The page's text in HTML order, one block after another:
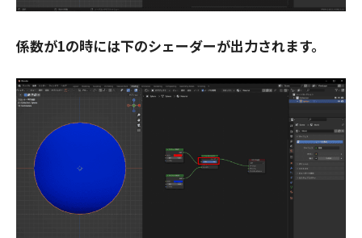
係数が1の時には下のシェーダーが出力されます。